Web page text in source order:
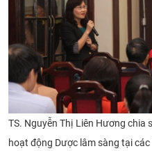
TS. Nguyễn Thị Liên Hương chia
hoạt động Dược lâm sàng tại các